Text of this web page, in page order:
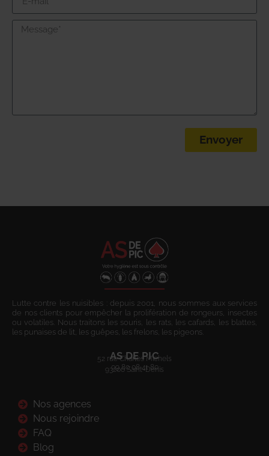
Envoyer
Lutte contre les nuisibles : depuis 2001, nous sommes aux services
de nos clients pour empêcher la prolifération de rongeurs, insectes
ou volatiles. Nous traitons les souris, les rats, les cafards, les blattes,
les punaises de lit, les guêpes, les frelons, les pigeons.
AS DE PIC
52 rue Charles Michels
93200 Saint-Denis
09 80 08 41 80
Nos agences
Nous rejoindre
FAQ
Blog